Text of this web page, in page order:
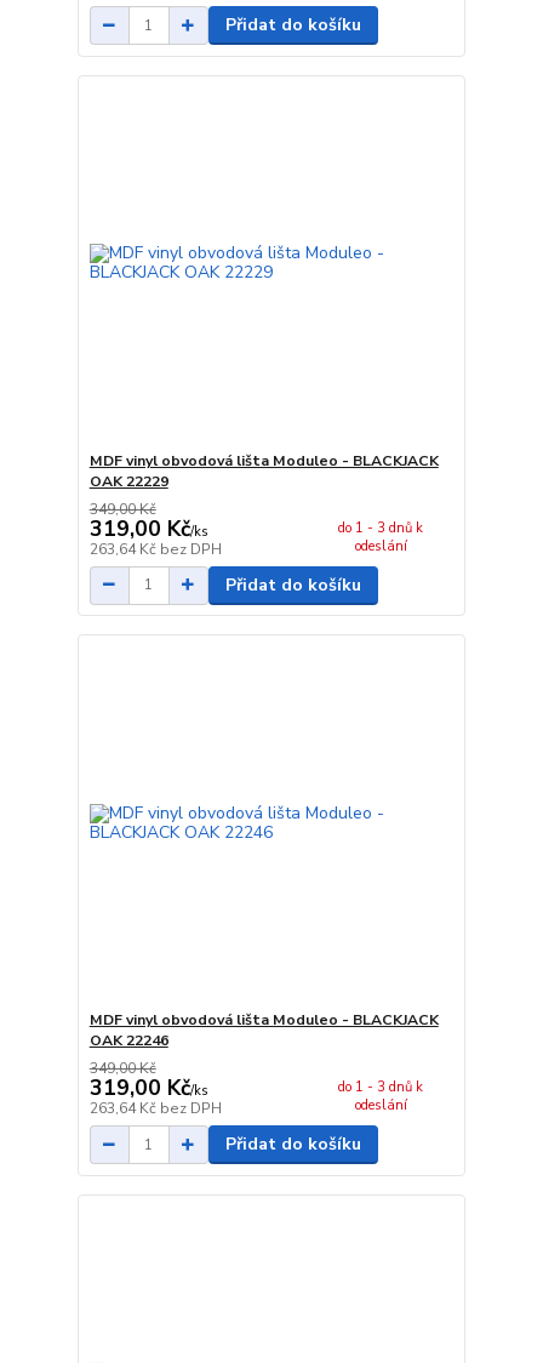
Přidat do košíku
MDF vinyl obvodová lišta Moduleo - BLACKJACK
OAK 22229
349,00 Kč
319,00 Kč/ks
263,64 Kč bez DPH
do 1 - 3 dnů k
odeslání
Přidat do košíku
MDF vinyl obvodová lišta Moduleo - BLACKJACK
OAK 22246
349,00 Kč
319,00 Kč/ks
263,64 Kč bez DPH
do 1 - 3 dnů k
odeslání
Přidat do košíku